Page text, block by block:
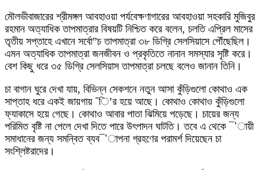
মৌলভীবাজারের শ্রীমঙ্গল আবহাওয়া পর্যবেক্ষণাগারের আবহাওয়া সহকারি মুজিবুর
রহমান অত্যাধিক তাপমাত্রার বিষয়টি নিশ্চিত করে বলেন, চলতি এপ্রিল মাসের
তৃতীয় সপ্তাহে এখানে সর্বো”চ তাপমাত্রা ৩৮ ডিগ্রি সেলসিয়াসে পৌঁছেছিল।
এমন অত্যাধিক তাপমাত্রা জনজীবন ও প্রকৃতিতে নানান সমস্যার সৃষ্টি করে।
বেশ কিছু ধরে ৩৫ ডিগ্রি সেলসিয়াস তাপমাত্রা চলছে বলেও জানান তিনি।
চা বাগান ঘুরে দেখা যায়, বিভিন্ন সেকশনে নতুন আসা কুঁড়িগুলো কোথাও এক
সাপ্তাহ ধরে একই জায়গায় ¯ি’র হয়ে আছে। কোথাও কোথাও কুঁড়িগুলো
ফ্যাকাসে হয়ে গেছে। কোথাও আবার পাতা ঝিমিয়ে পড়েছে। চায়ের জন্য
পরিমিত বৃষ্টি না পেলে দেখা দিতে পারে উৎপাদন ঘাটতি। তবে এ থেকে ¯’ায়ী
সমাধানের জন্য সমন্বিত ব্যব¯’াপনা গ্রহণের পরামর্শ দিয়েছেন চা
সংশ্লিষ্টরাদের।